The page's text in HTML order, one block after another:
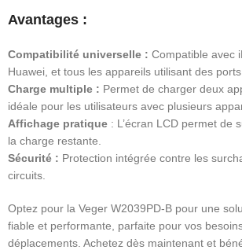
Avantages :
Compatibilité universelle : Compatible avec
Huawei, et tous les appareils utilisant des ports
Charge multiple : Permet de charger deux
idéale pour les utilisateurs avec plusieurs
Affichage pratique : L’écran LCD permet de
la charge restante.
Sécurité : Protection intégrée contre les
circuits.
Optez pour la Veger W2039PD-B pour une
fiable et performante, parfaite pour vos
déplacements. Achetez dès maintenant et